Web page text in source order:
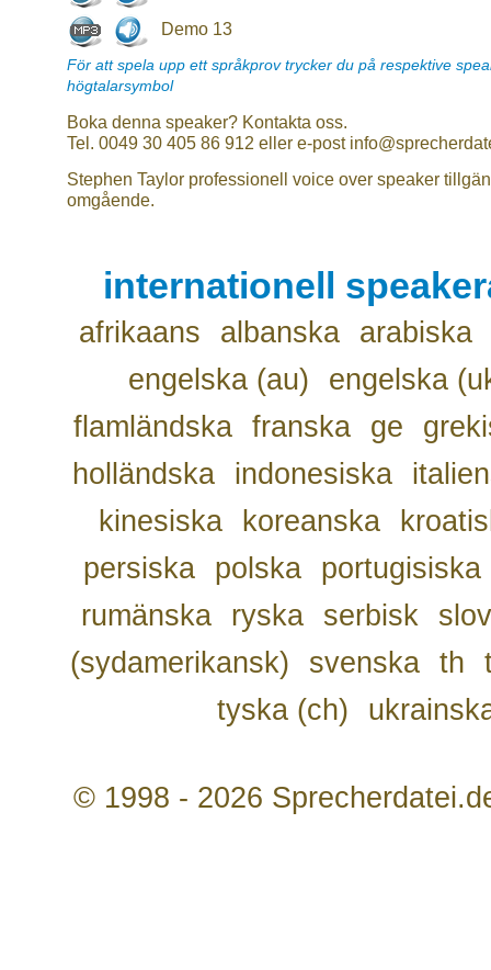
Demo 13
För att spela upp ett språkprov trycker du på respektive
högtalarsymbol
Boka denna speaker? Kontakta oss.
Tel. 0049 30 405 86 912 eller e-post
Stephen Taylor professionell voice over speaker
omgående.
internationell
afrikaans albanska
arabiska
engelska (au)
engelska
flamländska franska ge
holländska
indonesiska
kinesiska
koreanska
persiska
polska
portugisiska
rumänska
ryska serbisk
(sydamerikansk)
svenska th
tyska (ch)
© 1998 - 2026